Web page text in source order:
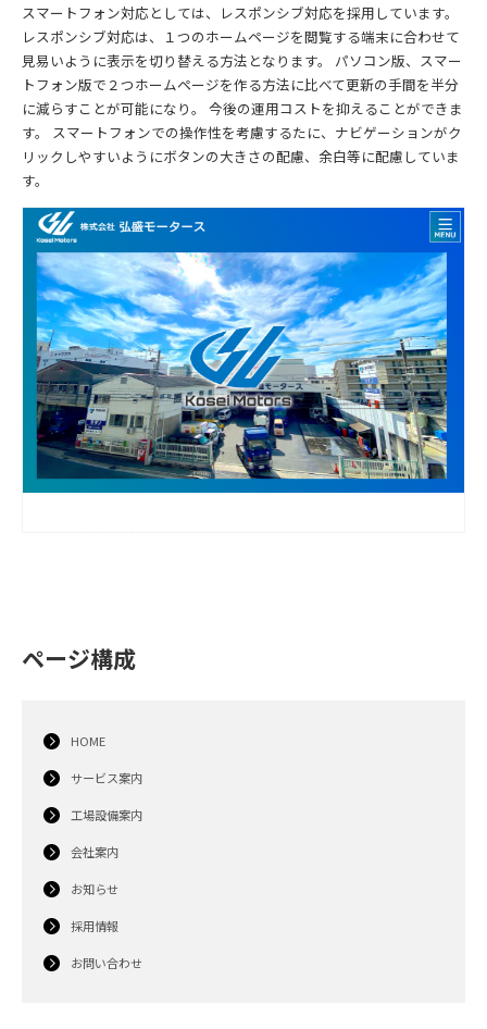
スマートフォン対応としては、レスポンシブ対応を採用しています。
レスポンシブ対応は、１つのホームページを閲覧する端末に合わせて
見易いように表示を切り替える方法となります。 パソコン版、スマー
トフォン版で２つホームページを作る方法に比べて更新の手間を半分
に減らすことが可能になり。 今後の運用コストを抑えることができま
す。 スマートフォンでの操作性を考慮するたに、ナビゲーションがク
リックしやすいようにボタンの大きさの配慮、余白等に配慮していま
す。
ページ構成
HOME
サービス案内
工場設備案内
会社案内
お知らせ
採用情報
お問い合わせ